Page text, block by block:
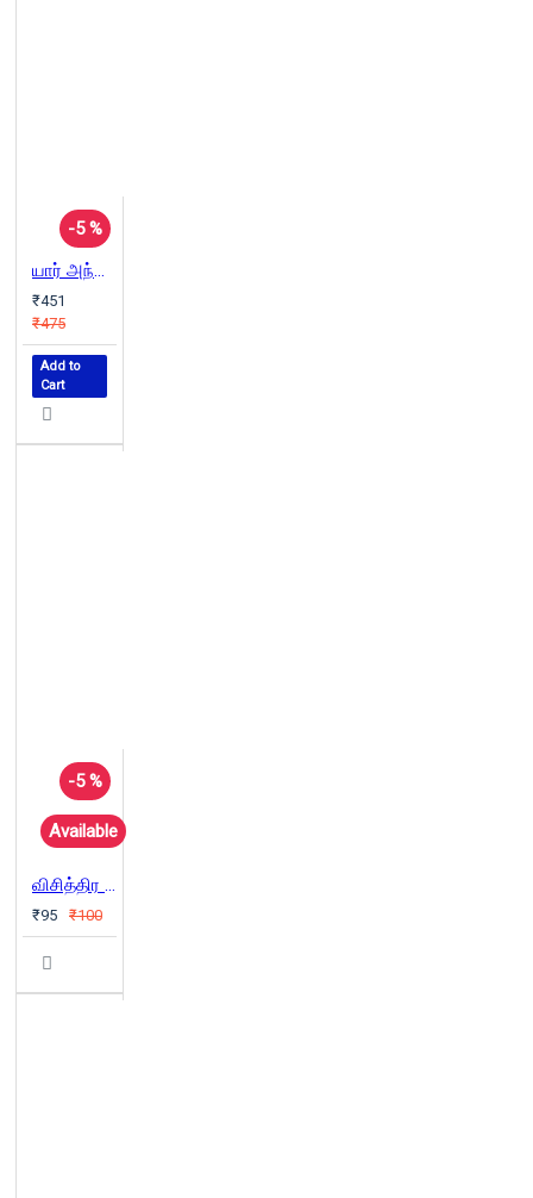
-5 %
யார் அந்த கொலையாளி
₹451
₹475
Add to
Cart
-5 %
Available
விசித்திர கதைகள் - 02: (மர்ம இராட்சதர்கள்)
₹95 ₹100